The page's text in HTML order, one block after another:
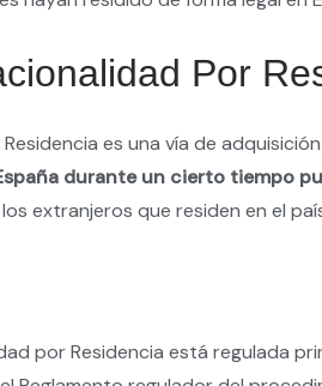
Por
es una vía de
durante un cierto tiempo
extranjeros que residen en el
por Residencia está regulada